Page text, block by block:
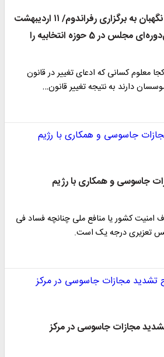
واکنش سخنگوی شورای نگهبان به برگزاری رفراندوم/ ۱۱ اردیبهشت
سال آینده انتخابات میان‌دوره‌ای مجلس در 5 حوزه انتخابیه را
معلوم کسانی که ادعای تغییر در قانون
دارند به نتیجه تغییر قانون…
جاسوسی و همکاری با رژیم
امنیت کشور یا منافع ملی چنانچه فساد فی
تعزیری درجه یک است.
مجازات جاسوسی در مرکز